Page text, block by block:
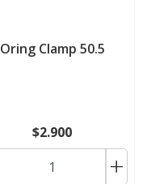
Oring Clamp 50.5
$2.900
+